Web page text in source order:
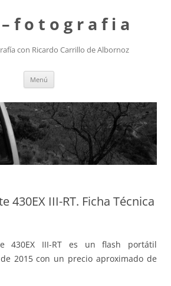
f o t o g r a f i a
con Ricardo Carrillo de Albornoz
Menú
430EX III-RT. Ficha Técnica
430EX III-RT es un flash portátil
2015 con un precio aproximado de